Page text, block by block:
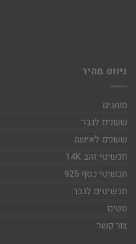
ניווט מהיר
מותגים
שעונים לגבר
שעונים לאישה
תכשיטי זהב 14K
תכשיטי כסף 925
תכשיטים לגבר
סטים
צור קשר